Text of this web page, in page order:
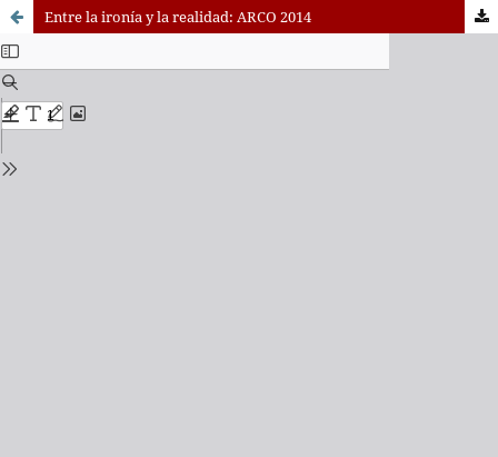
Entre la ironía y la realidad: ARCO 2014